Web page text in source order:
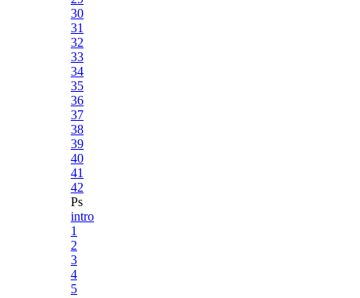
30
31
32
33
34
35
36
37
38
39
40
41
42
Ps
intro
1
2
3
4
5